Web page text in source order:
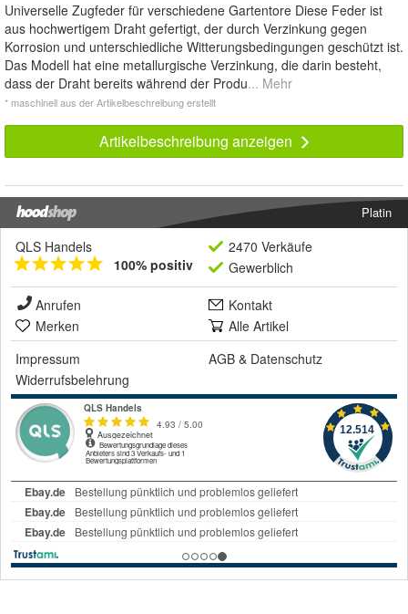
Universelle Zugfeder für verschiedene Gartentore Diese Feder ist
aus hochwertigem Draht gefertigt, der durch Verzinkung gegen
Korrosion und unterschiedliche Witterungsbedingungen geschützt ist.
Das Modell hat eine metallurgische Verzinkung, die darin besteht,
dass der Draht bereits während der Produ... Mehr
* maschinell aus der Artikelbeschreibung erstellt
Artikelbeschreibung anzeigen
Platin
QLS Handels
100% positiv
2470 Verkäufe
Gewerblich
Anrufen
Kontakt
Merken
Alle Artikel
Impressum
AGB & Datenschutz
Widerrufsbelehrung